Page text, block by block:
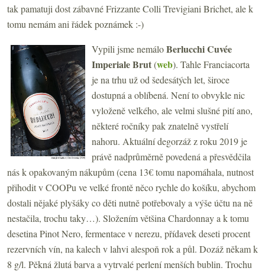
tak pamatuji dost zábavné Frizzante Colli Trevigiani Brichet, ale k
tomu nemám ani řádek poznámek :-)
Vypili jsme nemáloBerlucchi Cuvée
Imperiale Brut(web). Tahle Franciacorta
je na trhu už od šedesátých let, široce
dostupná a oblíbená. Není to obvykle nic
vyloženě velkého, ale velmi slušné pití ano,
některé ročníky pak znatelně vystřelí
nahoru. Aktuální degorzáž z roku 2019 je
právě nadprůměrně povedená a přesvědčila
nás k opakovaným nákupům (cena 13€ tomu napomáhala, nutnost
přihodit v COOPu ve velké frontě něco rychle do košíku, abychom
dostali nějaké plyšáky co děti nutně potřebovaly a výše účtu na ně
nestačila, trochu taky…). Složením většina Chardonnay a k tomu
desetina Pinot Nero, fermentace v nerezu, přídavek deseti procent
rezervních vín, na kalech v lahvi alespoň rok a půl. Dozáž někam k
8 g/l. Pěkná žlutá barva a vytrvalé perlení menších bublin. Trochu